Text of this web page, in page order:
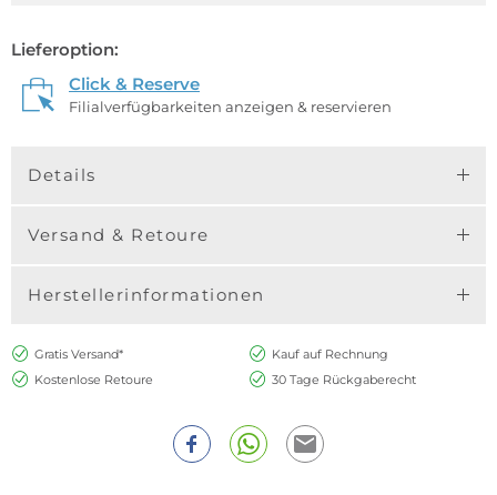
Lieferoption:
Click & Reserve
Filialverfügbarkeiten anzeigen & reservieren
Details
Versand & Retoure
Herstellerinformationen
Gratis Versand*
Kauf auf Rechnung
Kostenlose Retoure
30 Tage Rückgaberecht